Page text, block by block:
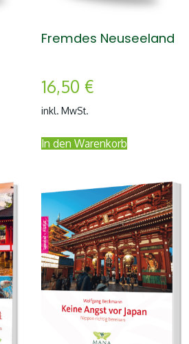
Fremdes Neuseeland
16,50 €
inkl. MwSt.
In den Warenkorb